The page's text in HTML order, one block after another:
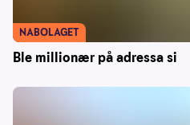
Ble millionær på adressa si
NABOLAGET